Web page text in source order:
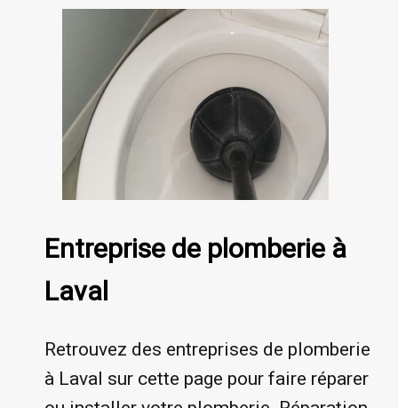
Entreprise de plomberie à
Laval
Retrouvez des entreprises de plomberie
à Laval sur cette page pour faire réparer